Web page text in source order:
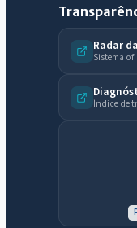
Radar
Sistema
Índice de